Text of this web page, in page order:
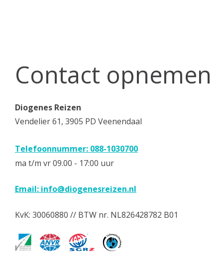
Contact opnemen
Diogenes Reizen
Vendelier 61, 3905 PD Veenendaal
Telefoonnummer: 088-1030700
ma t/m vr 09.00 - 17:00 uur
Email: info@diogenesreizen.nl
KvK: 30060880 // BTW nr. NL826428782 B01